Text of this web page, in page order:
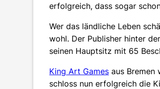
erfolgreich, dass sogar
Wer das ländliche Leben
wohl. Der Publisher hinter
seinen Hauptsitz mit 65
King Art Games aus Bremen
schloss nun erfolgreich die